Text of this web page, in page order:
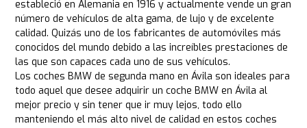
estableció en Alemania en 1916 y actualmente vende un gran
número de vehículos de alta gama, de lujo y de excelente
calidad. Quizás uno de los fabricantes de automóviles más
conocidos del mundo debido a las increíbles prestaciones de
las que son capaces cada uno de sus vehículos.
Los coches BMW de segunda mano en Ávila son ideales para
todo aquel que desee adquirir un coche BMW en Ávila al
mejor precio y sin tener que ir muy lejos, todo ello
manteniendo el más alto nivel de calidad en estos coches